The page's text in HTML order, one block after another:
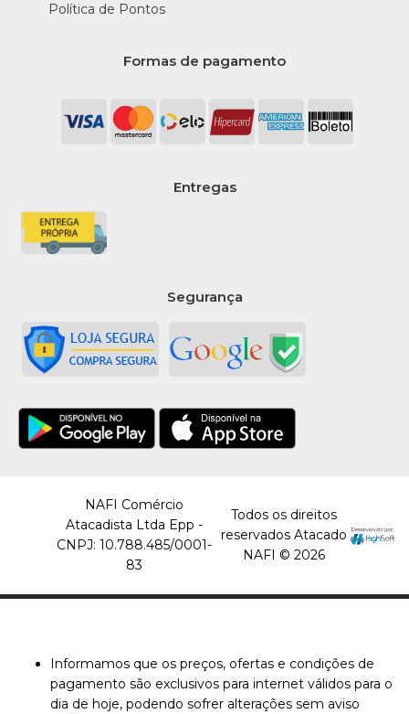
Política de Pontos
Formas de pagamento
Entregas
Segurança
NAFI Comércio
Atacadista Ltda Epp -
CNPJ: 10.788.485/0001-
83
Todos os direitos
reservados Atacado
NAFI © 2026
Informamos que os preços, ofertas e condições de
pagamento são exclusivos para internet válidos para o
dia de hoje, podendo sofrer alterações sem aviso